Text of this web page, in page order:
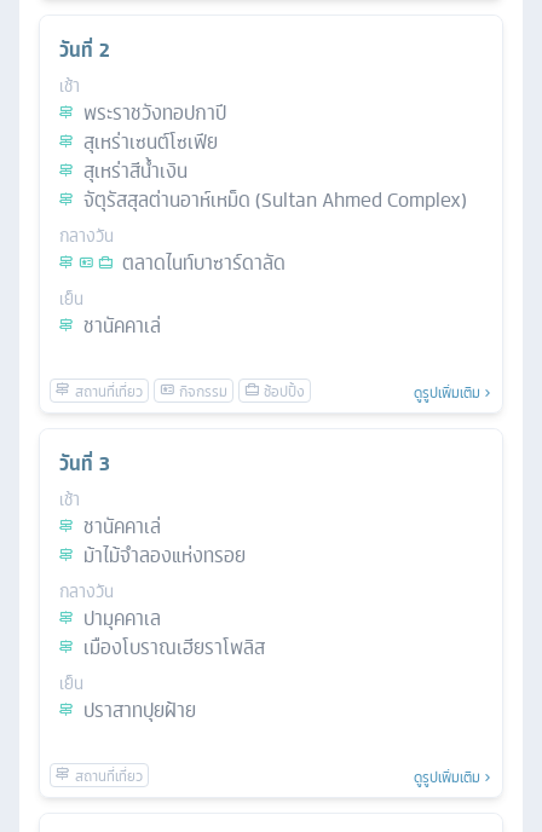
วันที่ 2
เช้า
พระราชวังทอปกาปี
สุเหร่าเซนต์โซเฟีย
สุเหร่าสีน้ำเงิน
จัตุรัสสุลต่านอาห์เหม็ด (Sultan Ahmed Complex)
กลางวัน
ตลาดไนท์บาซาร์ดาลัด
เย็น
ชานัคคาเล่
ดูรูปเพิ่มเติม
วันที่ 3
เช้า
ชานัคคาเล่
ม้าไม้จําลองแห่งทรอย
กลางวัน
ปามุคคาเล
เมืองโบราณเฮียราโพลิส
เย็น
ปราสาทปุยฝ้าย
ดูรูปเพิ่มเติม